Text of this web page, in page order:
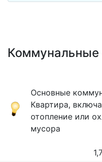
Коммунальные
Основные
Квартира,
отопление или
мусора